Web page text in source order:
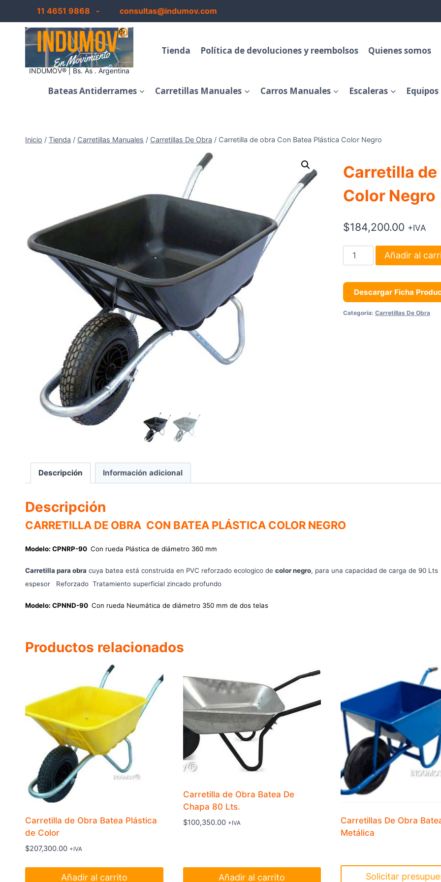
contenido
11 4651 9868 - consultas@indumov.com
INDUMOV® | Bs. As . Argentina
Tienda Política de devoluciones y reembolsos Quienes somos
Bateas Antiderrames Carretillas Manuales Carros Manuales Escaleras
Inicio / Tienda / Carretillas Manuales / Carretillas De Obra / Carretilla de obra Con Batea Plástica Color Negro
Carretilla de
Color Negro
$184,200.00 +IVA
Carretilla
de
Con
Batea
Plástica
Añadir al
Descargar Ficha
Categoría: Carretillas De Obra
Descripción Información adicional
Descripción
CARRETILLA DE OBRA CON BATEA PLÁSTICA COLOR NEGRO
Modelo: CPNRP-90 Con rueda Plástica de diámetro 360 mm
Carretilla para obra cuya batea está construida en PVC reforzado ecologico de color negro, para una capacidad de carga de 90
espesor Reforzado Tratamiento superficial zincado profundo
Modelo: CPNND-90 Con rueda Neumática de diámetro 350 mm de dos telas
Productos relacionados
Carretilla de Obra Batea Plástica
de Color
$207,300.00 +IVA
Añadir al carrito
Carretilla de Obra Batea De
Chapa 80 Lts.
$100,350.00 +IVA
Añadir al carrito
Carretillas De Obra
Metálica
Solicitar